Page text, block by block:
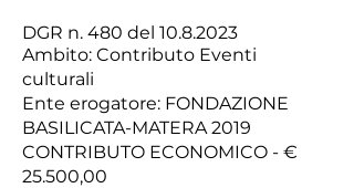
DGR n. 480 del 10.8.2023
Ambito: Contributo Eventi
culturali
Ente erogatore: FONDAZIONE
BASILICATA-MATERA 2019
CONTRIBUTO ECONOMICO - €
25.500,00